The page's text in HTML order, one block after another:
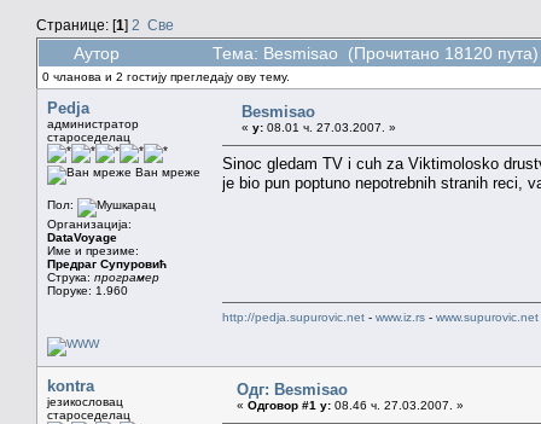
Странице: [1] 2 Све
Аутор Тема: Besmisao (Прочитано 18120 пута)
0 чланова и 2 гостију прегледају ову тему.
Pedja
администратор
староседелац
Ван мреже
Пол:
Организација:
DataVoyage
Име и презиме:
Предраг Супуровић
Струка: програмер
Поруке: 1.960
Besmisao
« у: 08.01 ч. 27.03.2007. »
Sinoc gledam TV i cuh za Viktimolosko
je bio pun poptuno nepotrebnih stranih reci,
http://pedja.supurovic.net - www.iz.rs - www.supurovic.net
kontra
језикословац
староседелац
Одг: Besmisao
« Одговор #1 у: 08.46 ч. 27.03.2007. »